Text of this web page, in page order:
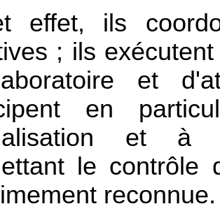
effet, ils
; ils
et
en
et à
le
reconnue.